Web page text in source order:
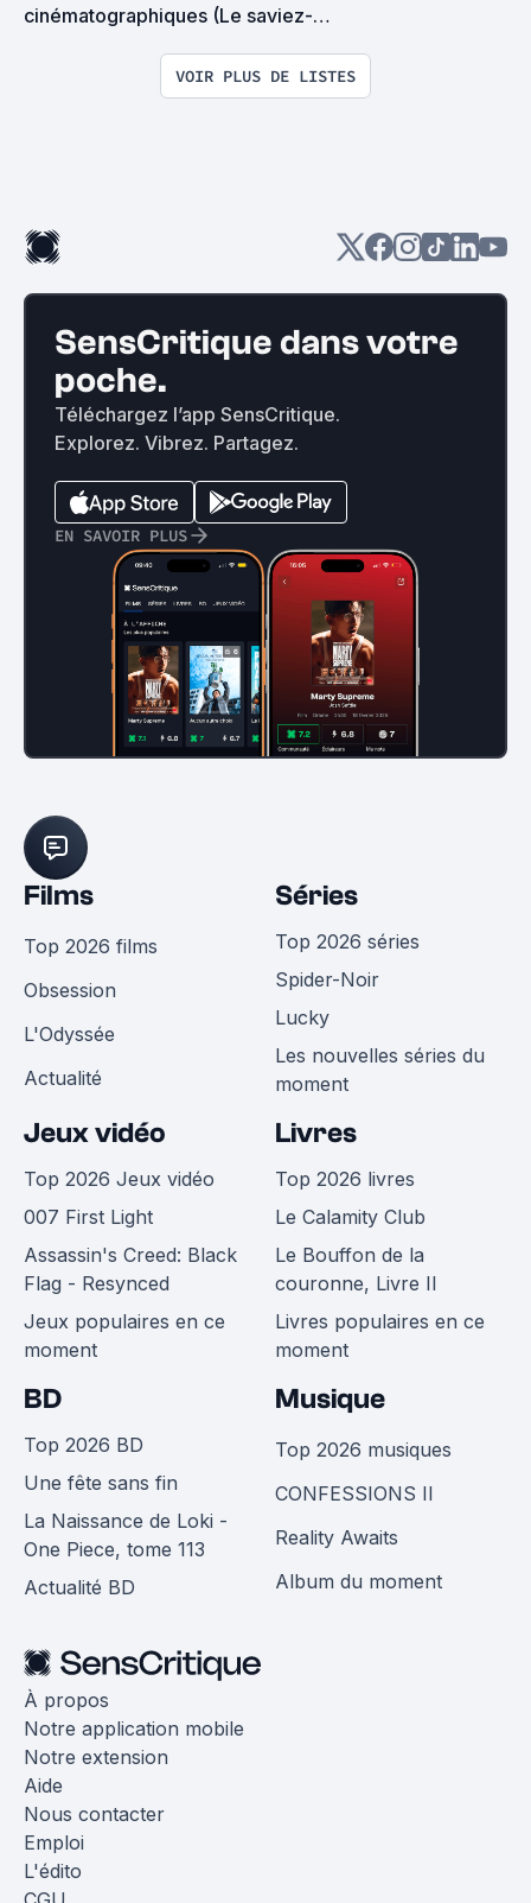
cinématographiques (Le saviez-
VOIR PLUS DE LISTES
SensCritique dans votre
poche.
Téléchargez l’app SensCritique.
Explorez. Vibrez. Partagez.
EN SAVOIR PLUS
Films
Top 2026 films
Obsession
L'Odyssée
Actualité
Séries
Top 2026 séries
Spider-Noir
Lucky
Les nouvelles séries du
moment
Jeux vidéo
Top 2026 Jeux vidéo
007 First Light
Assassin's Creed: Black
Flag - Resynced
Jeux populaires en ce
moment
Livres
Top 2026 livres
Le Calamity Club
Le Bouffon de la
couronne, Livre II
Livres populaires en ce
moment
BD
Top 2026 BD
Une fête sans fin
La Naissance de Loki -
One Piece, tome 113
Actualité BD
Musique
Top 2026 musiques
CONFESSIONS II
Reality Awaits
Album du moment
À propos
Notre application mobile
Notre extension
Aide
Nous contacter
Emploi
L'édito